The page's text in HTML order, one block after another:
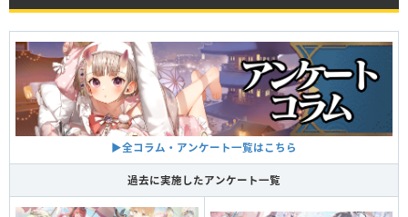
▶︎全コラム・アンケート一覧はこちら
過去に実施したアンケート一覧